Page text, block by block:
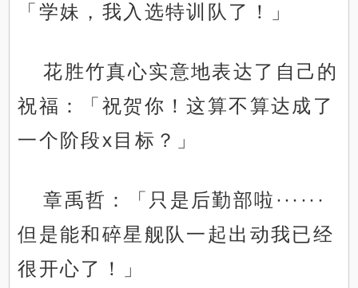
「学妹，我入选特训队了！」
花胜竹真心实意地表达了自己的
祝福：「祝贺你！这算不算达成了
一个阶段x目标？」
章禹哲：「只是后勤部啦······
但是能和碎星舰队一起出动我已经
很开心了！」